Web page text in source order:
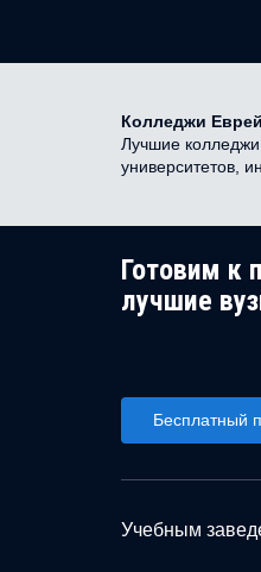
Колледжи
Лучшие
университетов,
Готовим к
лучшие
Бесплатный
Учебным